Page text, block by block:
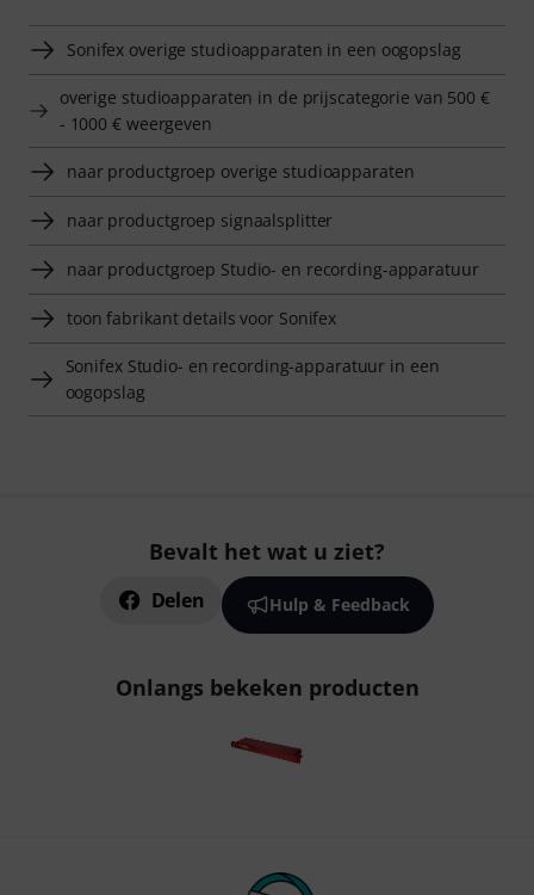
Sonifex overige studioapparaten in een oogopslag
overige studioapparaten in de prijscategorie van 500 €
- 1000 € weergeven
naar productgroep overige studioapparaten
naar productgroep signaalsplitter
naar productgroep Studio- en recording-apparatuur
toon fabrikant details voor Sonifex
Sonifex Studio- en recording-apparatuur in een
oogopslag
Bevalt het wat u ziet?
Delen Hulp & Feedback
Onlangs bekeken producten